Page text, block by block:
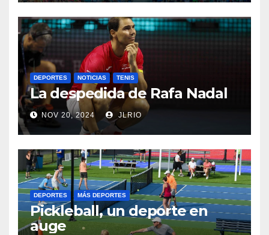
DEPORTES NOTICIAS TENIS
La despedida de Rafa Nadal
NOV 20, 2024 JLRIO
DEPORTES MÁS DEPORTES
Pickleball, un deporte en
auge